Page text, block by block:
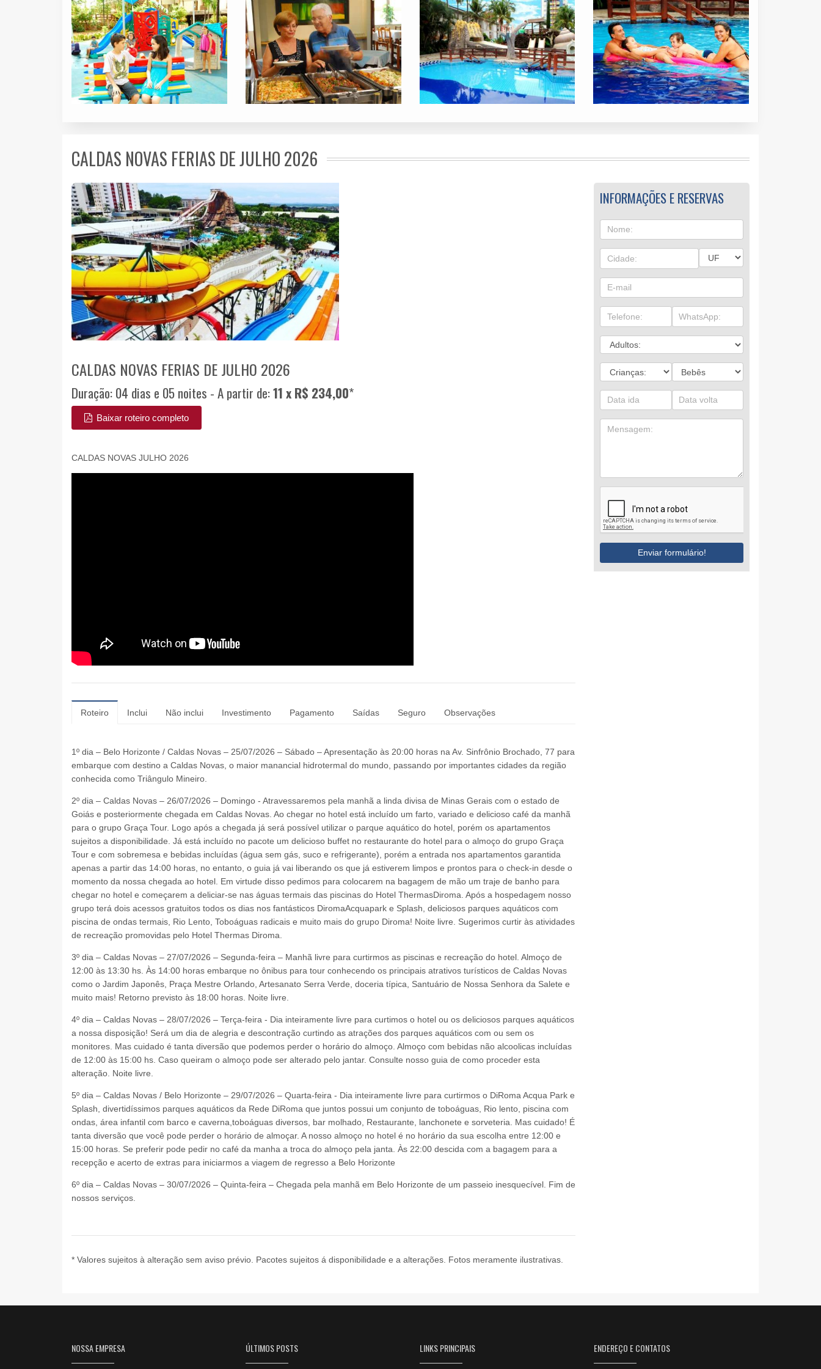
CALDAS NOVAS FERIAS DE JULHO 2026
CALDAS NOVAS FERIAS DE JULHO 2026
Duração: 04 dias e 05 noites - A partir de:11 x R$ 234,00*
Baixar roteiro completo
CALDAS NOVAS JULHO 2026
Roteiro Inclui Não inclui Investimento Pagamento Saídas Seguro Observações
1º dia – Belo Horizonte / Caldas Novas – 25/07/2026 – Sábado – Apresentação às 20:00 horas na Av. Sinfrônio Brochado, 77 para
embarque com destino a Caldas Novas, o maior manancial hidrotermal do mundo, passando por importantes cidades da região
conhecida como Triângulo Mineiro.
2º dia – Caldas Novas – 26/07/2026 – Domingo - Atravessaremos pela manhã a linda divisa de Minas Gerais com o estado de
Goiás e posteriormente chegada em Caldas Novas. Ao chegar no hotel está incluído um farto, variado e delicioso café da manhã
para o grupo Graça Tour. Logo após a chegada já será possível utilizar o parque aquático do hotel, porém os apartamentos
sujeitos a disponibilidade. Já está incluído no pacote um delicioso buffet no restaurante do hotel para o almoço do grupo Graça
Tour e com sobremesa e bebidas incluídas (água sem gás, suco e refrigerante), porém a entrada nos apartamentos garantida
apenas a partir das 14:00 horas, no entanto, o guia já vai liberando os que já estiverem limpos e prontos para o check-in desde o
momento da nossa chegada ao hotel. Em virtude disso pedimos para colocarem na bagagem de mão um traje de banho para
chegar no hotel e começarem a deliciar-se nas águas termais das piscinas do Hotel ThermasDiroma. Após a hospedagem nosso
grupo terá dois acessos gratuitos todos os dias nos fantásticos DiromaAcquapark e Splash, deliciosos parques aquáticos com
piscina de ondas termais, Rio Lento, Toboáguas radicais e muito mais do grupo Diroma! Noite livre. Sugerimos curtir às atividades
de recreação promovidas pelo Hotel Thermas Diroma.
3º dia – Caldas Novas – 27/07/2026 – Segunda-feira – Manhã livre para curtirmos as piscinas e recreação do hotel. Almoço de
12:00 às 13:30 hs. Às 14:00 horas embarque no ônibus para tour conhecendo os principais atrativos turísticos de Caldas Novas
como o Jardim Japonês, Praça Mestre Orlando, Artesanato Serra Verde, doceria típica, Santuário de Nossa Senhora da Salete e
muito mais! Retorno previsto às 18:00 horas. Noite livre.
4º dia – Caldas Novas – 28/07/2026 – Terça-feira - Dia inteiramente livre para curtimos o hotel ou os deliciosos parques aquáticos
a nossa disposição! Será um dia de alegria e descontração curtindo as atrações dos parques aquáticos com ou sem os
monitores. Mas cuidado é tanta diversão que podemos perder o horário do almoço. Almoço com bebidas não alcoolicas incluídas
de 12:00 às 15:00 hs. Caso queiram o almoço pode ser alterado pelo jantar. Consulte nosso guia de como proceder esta
alteração. Noite livre.
5º dia – Caldas Novas / Belo Horizonte – 29/07/2026 – Quarta-feira - Dia inteiramente livre para curtirmos o DiRoma Acqua Park e
Splash, divertidíssimos parques aquáticos da Rede DiRoma que juntos possui um conjunto de toboáguas, Rio lento, piscina com
ondas, área infantil com barco e caverna,toboáguas diversos, bar molhado, Restaurante, lanchonete e sorveteria. Mas cuidado! É
tanta diversão que você pode perder o horário de almoçar. A nosso almoço no hotel é no horário da sua escolha entre 12:00 e
15:00 horas. Se preferir pode pedir no café da manha a troca do almoço pela janta. Às 22:00 descida com a bagagem para a
recepção e acerto de extras para iniciarmos a viagem de regresso a Belo Horizonte
6º dia – Caldas Novas – 30/07/2026 – Quinta-feira – Chegada pela manhã em Belo Horizonte de um passeio inesquecível. Fim de
nossos serviços.
* Valores sujeitos à alteração sem aviso prévio. Pacotes sujeitos á disponibilidade e a alterações. Fotos meramente ilustrativas.
INFORMAÇÕES E RESERVAS
Enviar formulário!
NOSSA EMPRESA ÚLTIMOS POSTS LINKS PRINCIPAIS ENDEREÇO E CONTATOS